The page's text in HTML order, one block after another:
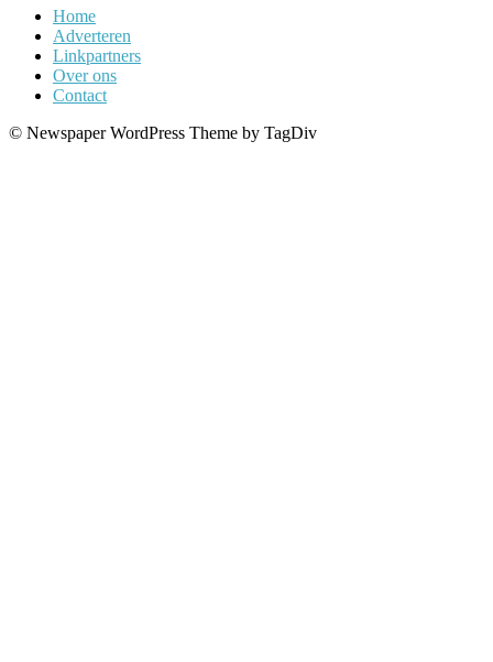
Home
Adverteren
Linkpartners
Over ons
Contact
© Newspaper WordPress Theme by TagDiv